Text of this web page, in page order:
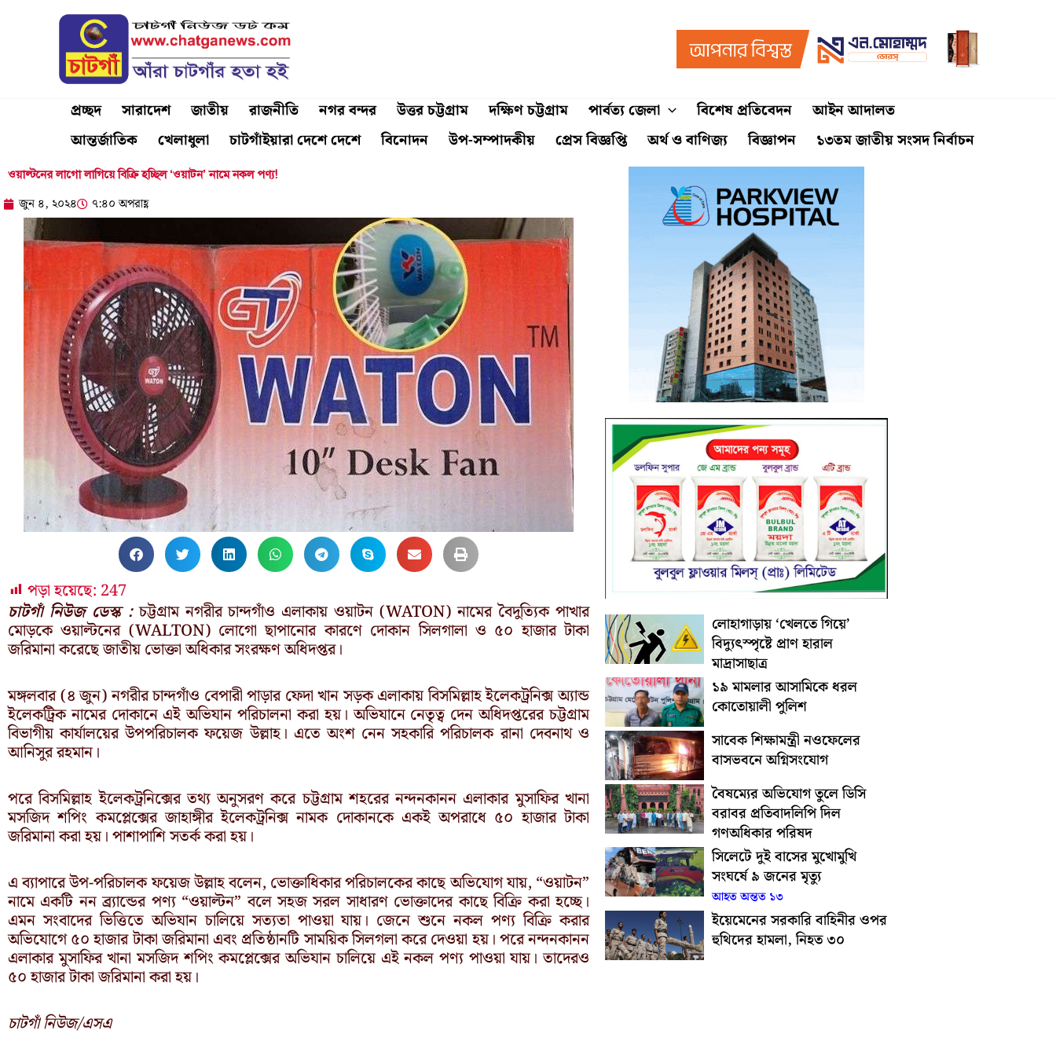
প্রচ্ছদ সারাদেশ জাতীয় রাজনীতি নগর বন্দর উত্তর চট্টগ্রাম দক্ষিণ চট্টগ্রাম পার্বত্য জেলা বিশেষ প্রতিবেদন
আইন আদালত
আন্তর্জাতিক
খেলাধুলা চাটগাঁইয়ারা দেশে দেশে বিনোদন উপ-সম্পাদকীয় প্রেস বিজ্ঞপ্তি অর্থ ও বাণিজ্য বিজ্ঞাপন ১৩তম জাতীয় সংসদ নির্বাচন
ওয়াল্টনের লাগো লাগিয়ে বিক্রি হচ্ছিল ‘ওয়াটন’ নামে নকল পণ্য!
জুন ৪, ২০২৪ ৭:৪০ অপরাহ্ণ
পড়া হয়েছে: 247
চাটগাঁ নিউজ ডেস্ক :চট্টগ্রাম নগরীর চান্দগাঁও এলাকায় ওয়াটন (WATON) নামের বৈদুত্যিক পাখার
মোড়কে ওয়াল্টনের (WALTON) লোগো ছাপানোর কারণে দোকান সিলগালা ও ৫০ হাজার টাকা
জরিমানা করেছে জাতীয় ভোক্তা অধিকার সংরক্ষণ অধিদপ্তর।
মঙ্গলবার (৪ জুন) নগরীর চান্দগাঁও বেপারী পাড়ার ফেদা খান সড়ক এলাকায় বিসমিল্লাহ ইলেকট্রনিক্স অ্যান্ড
ইলেকট্রিক নামের দোকানে এই অভিযান পরিচালনা করা হয়। অভিযানে নেতৃত্ব দেন অধিদপ্তরের চট্টগ্রাম
বিভাগীয় কার্যালয়ের উপপরিচালক ফয়েজ উল্লাহ। এতে অংশ নেন সহকারি পরিচালক রানা দেবনাথ ও
আনিসুর রহমান।
পরে বিসমিল্লাহ ইলেকট্রনিক্সের তথ্য অনুসরণ করে চট্টগ্রাম শহরের নন্দনকানন এলাকার মুসাফির খানা
মসজিদ শপিং কমপ্লেক্সের জাহাঙ্গীর ইলেকট্রনিক্স নামক দোকানকে একই অপরাধে ৫০ হাজার টাকা
জরিমানা করা হয়। পাশাপাশি সতর্ক করা হয়।
এ ব্যাপারে উপ-পরিচালক ফয়েজ উল্লাহ বলেন, ভোক্তাধিকার পরিচালকের কাছে অভিযোগ যায়, “ওয়াটন”
নামে একটি নন ব্র্যান্ডের পণ্য “ওয়াল্টন” বলে সহজ সরল সাধারণ ভোক্তাদের কাছে বিক্রি করা হচ্ছে।
এমন সংবাদের ভিত্তিতে অভিযান চালিয়ে সত্যতা পাওয়া যায়। জেনে শুনে নকল পণ্য বিক্রি করার
অভিযোগে ৫০ হাজার টাকা জরিমানা এবং প্রতিষ্ঠানটি সাময়িক সিলগলা করে দেওয়া হয়। পরে নন্দনকানন
এলাকার মুসাফির খানা মসজিদ শপিং কমপ্লেক্সের অভিযান চালিয়ে এই নকল পণ্য পাওয়া যায়। তাদেরও
৫০ হাজার টাকা জরিমানা করা হয়।
চাটগাঁ নিউজ/এসএ
লোহাগাড়ায় ‘খেলতে গিয়ে’
বিদ্যুৎস্পৃষ্টে প্রাণ হারাল
মাদ্রাসাছাত্র
১৯ মামলার আসামিকে ধরল
কোতোয়ালী পুলিশ
সাবেক শিক্ষামন্ত্রী নওফেলের
বাসভবনে অগ্নিসংযোগ
বৈষম্যের অভিযোগ তুলে ডিসি
বরাবর প্রতিবাদলিপি দিল
গণঅধিকার পরিষদ
সিলেটে দুই বাসের মুখোমুখি
সংঘর্ষে ৯ জনের মৃত্যু
আহত অন্তত ১৩
ইয়েমেনের সরকারি বাহিনীর ওপর
হুথিদের হামলা, নিহত ৩০